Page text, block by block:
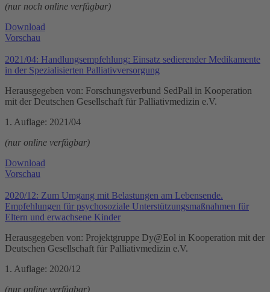
(nur noch online verfügbar)
Download
Vorschau
2021/04: Handlungsempfehlung: Einsatz sedierender Medikamente
in der Spezialisierten Palliativversorgung
Herausgegeben von: Forschungsverbund SedPall in Kooperation
mit der Deutschen Gesellschaft für Palliativmedizin e.V.
1. Auflage: 2021/04
(nur online verfügbar)
Download
Vorschau
2020/12: Zum Umgang mit Belastungen am Lebensende.
Empfehlungen für psychosoziale Unterstützungsmaßnahmen für
Eltern und erwachsene Kinder
Herausgegeben von: Projektgruppe Dy@Eol in Kooperation mit der
Deutschen Gesellschaft für Palliativmedizin e.V.
1. Auflage: 2020/12
(nur online verfügbar)